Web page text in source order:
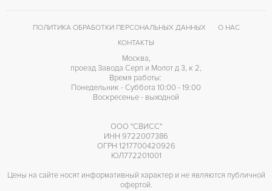
ПОЛИТИКА ОБРАБОТКИ ПЕРСОНАЛЬНЫХ ДАННЫХ
О НАС
КОНТАКТЫ
Москва,
проезд Завода Серп и Молот д 3, к 2,
Время работы:
Понедельник - Суббота 10:00 - 19:00
Воскресенье - выходной
ООО "СВИСС"
ИНН 9722007386
ОГРН 1217700420926
ЮЛ772201001
Цены на сайте носят информативный характер и не являются публичной
офертой.